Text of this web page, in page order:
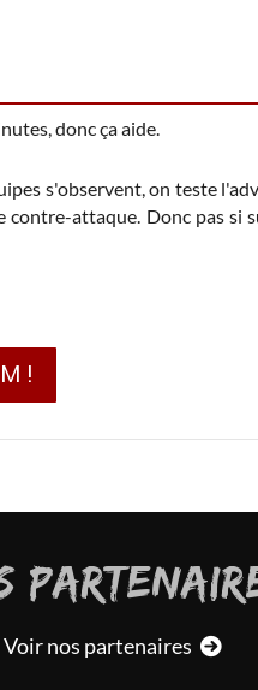
donc ça aide.
s'observent, on teste
contre-attaque. Donc pas si
!
Voir nos partenaires